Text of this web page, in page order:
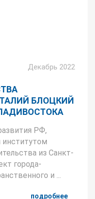
Декабрь 2022
БЛОЦКИЙ
РФ,
институтом
из Санкт-
города-
и ...
подробнее